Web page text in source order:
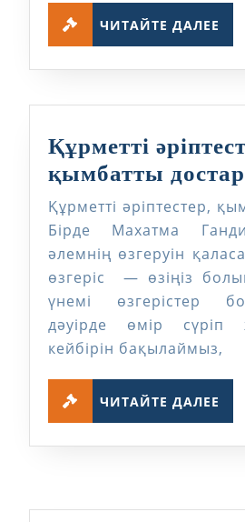
ЧИТАЙТЕ ДАЛЕЕ
Құрметті
қымбатты
Құрметті әріптестер,
Бірде Махатма
әлемнің өзгеруін
өзгеріс — өзіңіз
үнемі өзгерістер
дәуірде өмір
кейбірін бақылаймыз,
ЧИТАЙТЕ ДАЛЕЕ